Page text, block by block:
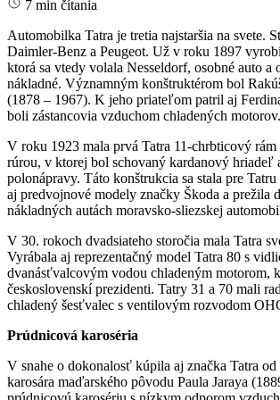
7 min čítania
Automobilka Tatra je tretia najstaršia na svete.
Daimler-Benz a Peugeot. Už v roku 1897
ktorá sa vtedy volala Nesseldorf, osobné auto a
nákladné. Významným konštruktérom bol
(1878 – 1967). K jeho priateľom patril aj
boli zástancovia vzduchom chladených motorov.
V roku 1923 mala prvá Tatra 11-chrbticový rám
rúrou, v ktorej bol schovaný kardanový hriadeľ
polonápravy. Táto konštrukcia sa stala pre
aj predvojnové modely značky Škoda a prežila
nákladných autách moravsko-sliezskej
V 30. rokoch dvadsiateho storočia mala Tatra
Vyrábala aj reprezentačný model Tatra 80 s
dvanásťvalcovým vodou chladeným motorom,
československí prezidenti. Tatry 31 a 70 mali
chladený šesťvalec s ventilovým rozvodom
Prúdnicová karoséria
V snahe o dokonalosť kúpila aj značka Tatra od
karosára maďarského pôvodu Paula Jaraya